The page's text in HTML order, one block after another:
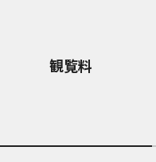
観覧料